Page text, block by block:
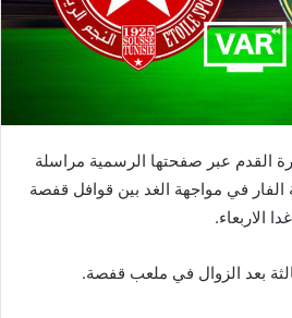
القدم عبر صفحتها الرسمية مراسلة
الفار في مواجهة الغد بين قوافل قفصة
الاربعاء.
بعد الزوال في ملعب قفصة.